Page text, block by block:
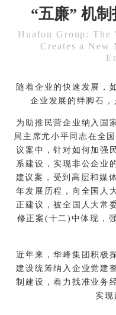
“五廉” 机
Huafon Group:
Creates a New
随着企业的快速发展，
企业发展的绊脚石，
为助推民营企业纳入国
局主席尤小平同志在全
议案中，针对如何加强
系建设，实现非公企业
建议案，受到高层和媒
年发展历程，向全国人
正建议，被全国人大常
修正案(十二)中体现，
近年来，华峰集团积极
建设统筹纳入企业党建
制建设，着力找准业务
实现